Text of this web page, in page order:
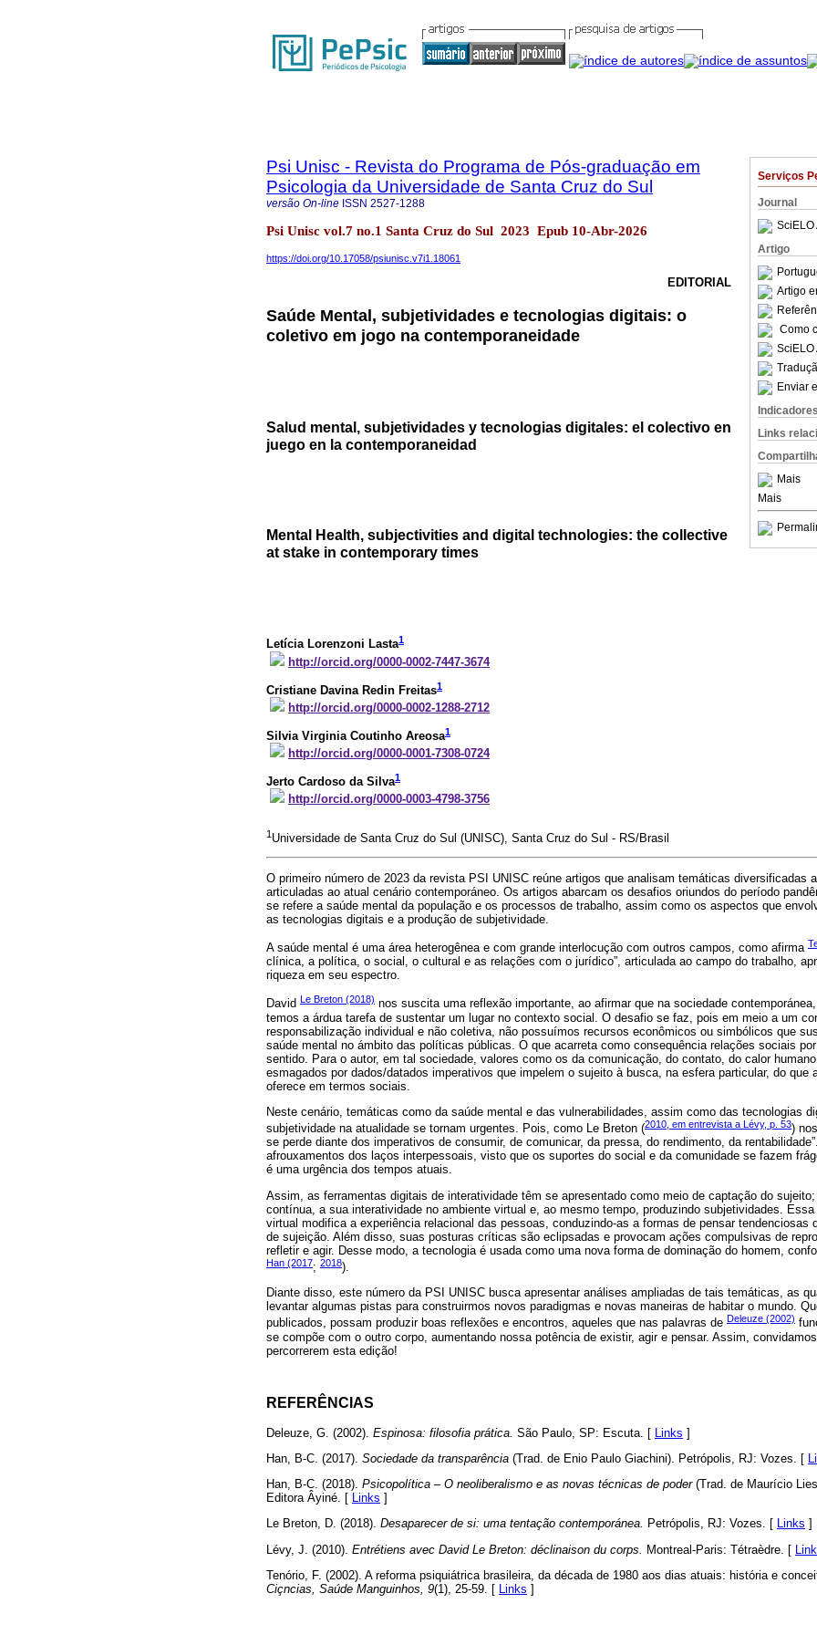
Serviços
Journal
SciELO
Artigo
Artigo
Como
SciELO
Enviar
Indicadores
Links
Mais
Mais
Psi Unisc - Revista do Programa de Pós-graduação em
Psicologia da Universidade de Santa Cruz do Sul
versão On-line ISSN 2527-1288
Psi Unisc vol.7 no.1 Santa Cruz do Sul 2023 Epub 10-Abr-2026
https://doi.org/10.17058/psiunisc.v7i1.18061
EDITORIAL
Saúde Mental, subjetividades e tecnologias digitais: o
coletivo em jogo na contemporaneidade
Salud mental, subjetividades y tecnologias digitales: el colectivo en
juego en la contemporaneidad
Mental Health, subjectivities and digital technologies: the collective
at stake in contemporary times
Letícia Lorenzoni Lasta1
http://orcid.org/0000-0002-7447-3674
Cristiane Davina Redin Freitas1
http://orcid.org/0000-0002-1288-2712
Silvia Virginia Coutinho Areosa1
http://orcid.org/0000-0001-7308-0724
Jerto Cardoso da Silva1
http://orcid.org/0000-0003-4798-3756
1 Universidade de Santa Cruz do Sul (UNISC), Santa Cruz do Sul - RS/Brasil
O primeiro número de 2023 da revista PSI UNISC reúne artigos que analisam temáticas diversificadas
articuladas ao atual cenário contemporáneo. Os artigos abarcam os desafios oriundos do período
se refere a saúde mental da população e os processos de trabalho, assim como os aspectos que
as tecnologias digitais e a produção de subjetividade.
A saúde mental é uma área heterogênea e com grande interlocução com outros campos, como afirma
clínica, a política, o social, o cultural e as relações com o jurídico”, articulada ao campo do trabalho,
riqueza em seu espectro.
David Le Breton (2018) nos suscita uma reflexão importante, ao afirmar que na sociedade
temos a árdua tarefa de sustentar um lugar no contexto social. O desafio se faz, pois em meio a um
responsabilização individual e não coletiva, não possuímos recursos econômicos ou simbólicos que
saúde mental no ámbito das políticas públicas. O que acarreta como consequência relações sociais
sentido. Para o autor, em tal sociedade, valores como os da comunicação, do contato, do calor
esmagados por dados/datados imperativos que impelem o sujeito à busca, na esfera particular, do que
oferece em termos sociais.
Neste cenário, temáticas como da saúde mental e das vulnerabilidades, assim como das tecnologias
subjetividade na atualidade se tornam urgentes. Pois, como Le Breton (2010, em entrevista a Lévy, p. 53)
se perde diante dos imperativos de consumir, de comunicar, da pressa, do rendimento, da
afrouxamentos dos laços interpessoais, visto que os suportes do social e da comunidade se fazem
é uma urgência dos tempos atuais.
Assim, as ferramentas digitais de interatividade têm se apresentado como meio de captação do
contínua, a sua interatividade no ambiente virtual e, ao mesmo tempo, produzindo subjetividades.
virtual modifica a experiência relacional das pessoas, conduzindo-as a formas de pensar tendenciosas
de sujeição. Além disso, suas posturas críticas são eclipsadas e provocam ações compulsivas de
refletir e agir. Desse modo, a tecnologia é usada como uma nova forma de dominação do homem,
Han (2017; 2018).
Diante disso, este número da PSI UNISC busca apresentar análises ampliadas de tais temáticas, as
levantar algumas pistas para construirmos novos paradigmas e novas maneiras de habitar o mundo.
publicados, possam produzir boas reflexões e encontros, aqueles que nas palavras de Deleuze (2002)
se compõe com o outro corpo, aumentando nossa potência de existir, agir e pensar. Assim,
percorrerem esta edição!
REFERÊNCIAS
Deleuze, G. (2002). Espinosa: filosofia prática. São Paulo, SP: Escuta. [ Links ]
Han, B-C. (2017). Sociedade da transparência (Trad. de Enio Paulo Giachini). Petrópolis, RJ: Vozes. [
Han, B-C. (2018). Psicopolítica – O neoliberalismo e as novas técnicas de poder(Trad. de Maurício
Editora Âyiné. [ Links ]
Le Breton, D. (2018). Desaparecer de si: uma tentação contemporánea. Petrópolis, RJ: Vozes. [ Links ]
Lévy, J. (2010). Entrétiens avec David Le Breton: déclinaison du corps. Montreal-Paris: Tétraèdre. [
Tenório, F. (2002). A reforma psiquiátrica brasileira, da década de 1980 aos dias atuais: história e
Ciçncias, Saúde Manguinhos, 9(1), 25-59. [ Links ]